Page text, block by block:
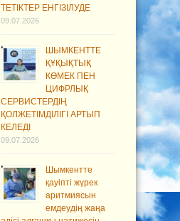
ТЕТІКТЕР ЕНГІЗІЛУДЕ
09.07.2026
ШЫМКЕНТТЕ
ҚҰҚЫҚТЫҚ
КӨМЕК ПЕН
ЦИФРЛЫҚ
СЕРВИСТЕРДІҢ
ҚОЛЖЕТІМДІЛІГІ АРТЫП
КЕЛЕДІ
09.07.2026
Шымкентте
қауіпті жүрек
аритмиясын
емдеудің жаңа